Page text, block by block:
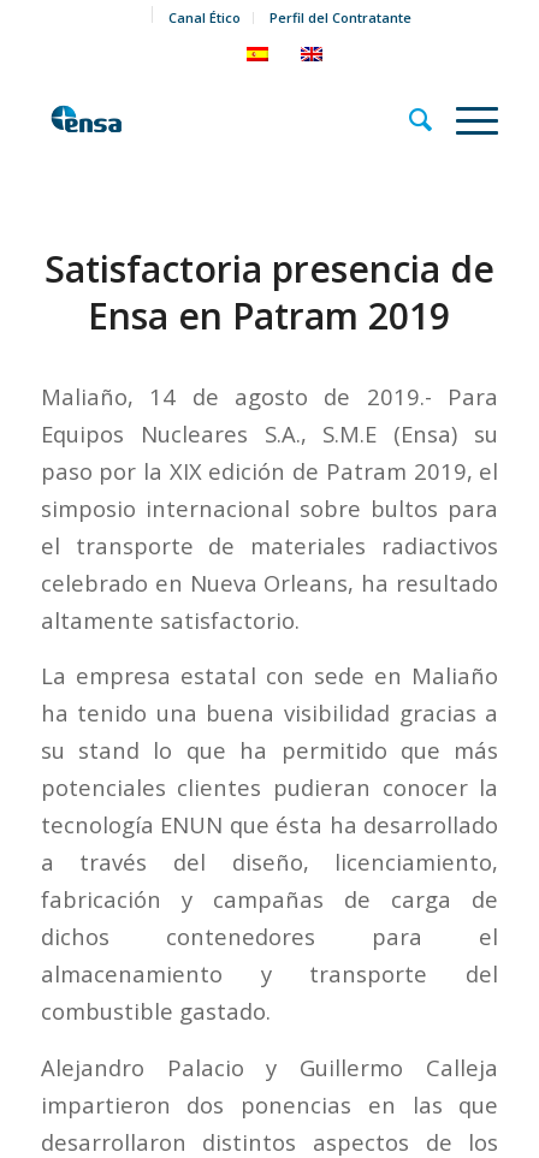
Canal Ético Perfil del Contratante
Satisfactoria presencia de
Ensa en Patram 2019
Maliaño, 14 de agosto de 2019.- Para
Equipos Nucleares S.A., S.M.E (Ensa) su
paso por la XIX edición de Patram 2019, el
simposio internacional sobre bultos para
el transporte de materiales radiactivos
celebrado en Nueva Orleans, ha resultado
altamente satisfactorio.
La empresa estatal con sede en Maliaño
ha tenido una buena visibilidad gracias a
su stand lo que ha permitido que más
potenciales clientes pudieran conocer la
tecnología ENUN que ésta ha desarrollado
a través del diseño, licenciamiento,
fabricación y campañas de carga de
dichos contenedores para el
almacenamiento y transporte del
combustible gastado.
Alejandro Palacio y Guillermo Calleja
impartieron dos ponencias en las que
desarrollaron distintos aspectos de los